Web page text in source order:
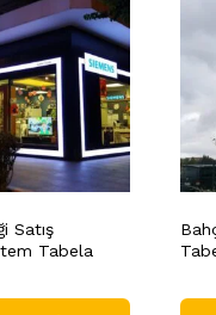
Satış
Tabela